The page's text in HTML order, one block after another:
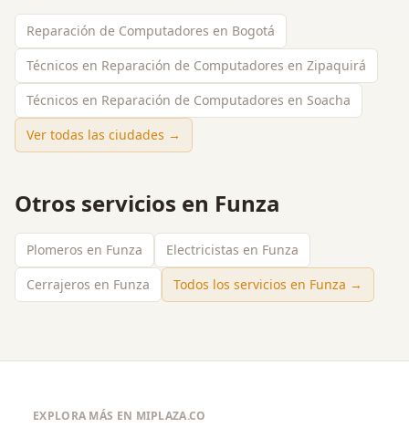
Reparación de Computadores en Bogotá
Técnicos en Reparación de Computadores en Zipaquirá
Técnicos en Reparación de Computadores en Soacha
Ver todas las ciudades →
Otros servicios en Funza
Plomeros en Funza
Electricistas en Funza
Cerrajeros en Funza
Todos los servicios en Funza →
EXPLORA MÁS EN MIPLAZA.CO